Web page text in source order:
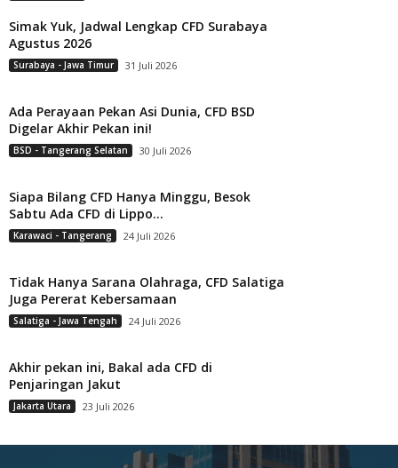
Simak Yuk, Jadwal Lengkap CFD Surabaya
Agustus 2026
Surabaya - Jawa Timur 31 Juli 2026
Ada Perayaan Pekan Asi Dunia, CFD BSD
Digelar Akhir Pekan ini!
BSD - Tangerang Selatan 30 Juli 2026
Siapa Bilang CFD Hanya Minggu, Besok
Sabtu Ada CFD di Lippo...
Karawaci - Tangerang 24 Juli 2026
Tidak Hanya Sarana Olahraga, CFD Salatiga
Juga Pererat Kebersamaan
Salatiga - Jawa Tengah 24 Juli 2026
Akhir pekan ini, Bakal ada CFD di
Penjaringan Jakut
Jakarta Utara 23 Juli 2026